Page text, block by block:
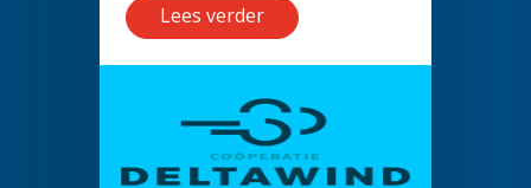
Lees verder